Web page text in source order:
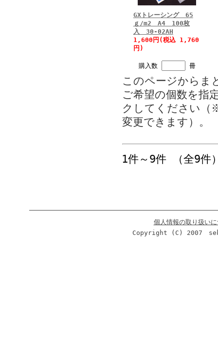
GXトレーシング 65
ｇ/m2 A4 100枚
入 30-02AH
1,600円(税込 1,760
円)
購入数 冊
このページからま
ご希望の個数を指
クしてください（
変更できます）。
1件～9件 （全9件
個人情報の取り扱い
Copyright (C) 2007